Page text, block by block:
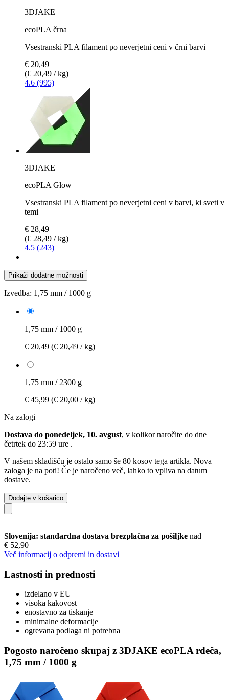
3DJAKE
ecoPLA črna
Vsestranski PLA filament po neverjetni ceni v črni barvi
€ 20,49
(€ 20,49 / kg)
4.6 (995)
3DJAKE
ecoPLA Glow
Vsestranski PLA filament po neverjetni ceni v barvi, ki sveti v
temi
€ 28,49
(€ 28,49 / kg)
4.5 (243)
Prikaži dodatne možnosti
Izvedba: 1,75 mm / 1000 g
1,75 mm / 1000 g
€ 20,49 (€ 20,49 / kg)
1,75 mm / 2300 g
€ 45,99 (€ 20,00 / kg)
Na zalogi
Dostava do ponedeljek, 10. avgust, v kolikor naročite do dne
četrtek do 23:59 ure .
V našem skladišču je ostalo samo še 80 kosov tega artikla. Nova
zaloga je na poti! Če je naročeno več, lahko to vpliva na datum
dostave.
Dodajte v košarico
Slovenija: standardna dostava brezplačna za pošiljke nad
€ 52,90
Več informacij o odpremi in dostavi
Lastnosti in prednosti
izdelano v EU
visoka kakovost
enostavno za tiskanje
minimalne deformacije
ogrevana podlaga ni potrebna
Pogosto naročeno skupaj z 3DJAKE ecoPLA rdeča,
1,75 mm / 1000 g